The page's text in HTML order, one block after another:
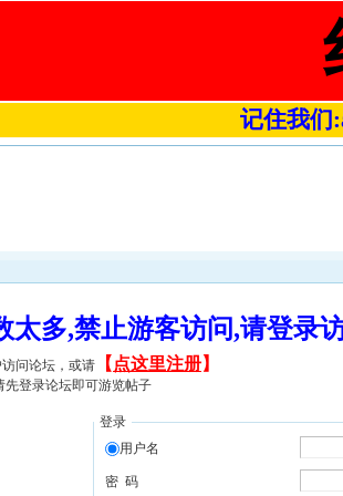
记住我们
太多,禁止游客访问,请登
问论坛，或请 【 点这里注册】
先登录论坛即可游览帖子
登录
用户名
密 码